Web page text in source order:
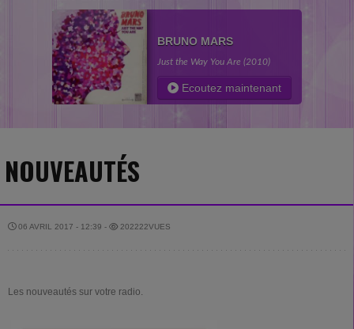
BRUNO MARS
Just the Way You Are (2010)
Ecoutez maintenant
NOUVEAUTÉS
06 AVRIL 2017 - 12:39 - 202222VUES
Les nouveautés sur votre radio.